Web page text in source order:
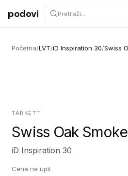
Preskoči na sadržaj
podovi
Početna/LVT/iD Inspiration 30/Swiss
TARKETT
Swiss Oak
iD Inspiration 30
Cena na upit